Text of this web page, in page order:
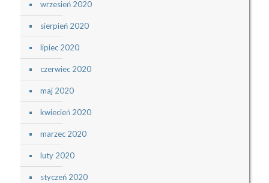
wrzesień 2020
sierpień 2020
lipiec 2020
czerwiec 2020
maj 2020
kwiecień 2020
marzec 2020
luty 2020
styczeń 2020